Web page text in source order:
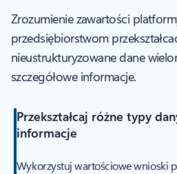
Zrozumienie zawartości
przedsiębiorstwom
nieustrukturyzowane dane
szczegółowe informacje.
Przekształcaj różne typy
informacje
Wykorzystuj wartościowe wnioski